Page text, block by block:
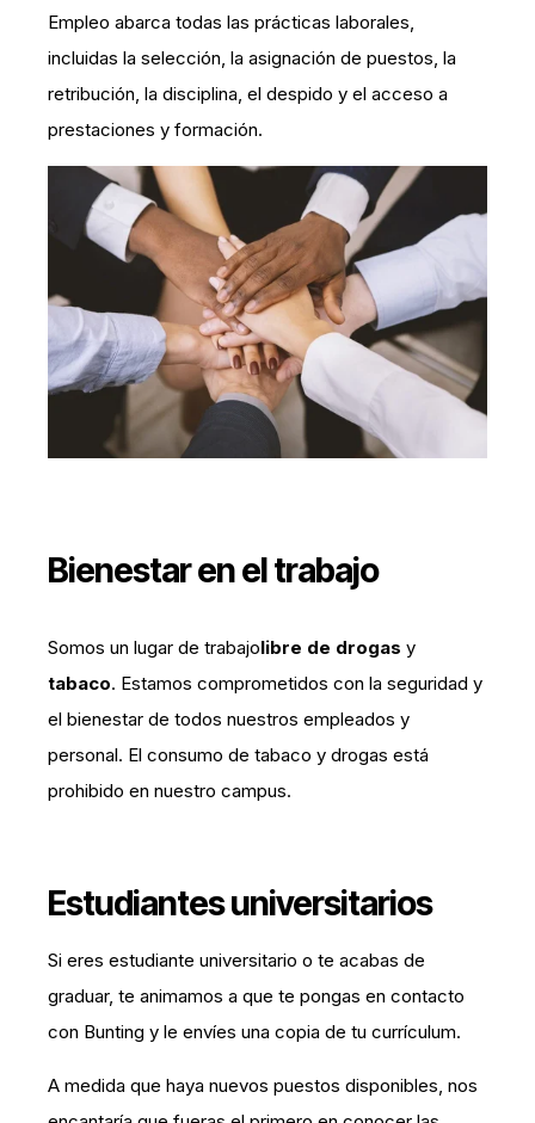
Empleo abarca todas las prácticas laborales,
incluidas la selección, la asignación de puestos, la
retribución, la disciplina, el despido y el acceso a
prestaciones y formación.
Bienestar en el trabajo
Somos un lugar de trabajolibre de drogas y
tabaco. Estamos comprometidos con la seguridad y
el bienestar de todos nuestros empleados y
personal. El consumo de tabaco y drogas está
prohibido en nuestro campus.
Estudiantes universitarios
Si eres estudiante universitario o te acabas de
graduar, te animamos a que te pongas en contacto
con Bunting y le envíes una copia de tu currículum.
A medida que haya nuevos puestos disponibles, nos